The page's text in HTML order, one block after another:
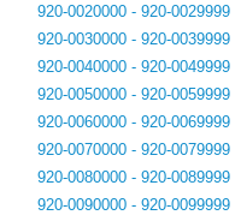
920-0020000 - 920-0029999
920-0030000 - 920-0039999
920-0040000 - 920-0049999
920-0050000 - 920-0059999
920-0060000 - 920-0069999
920-0070000 - 920-0079999
920-0080000 - 920-0089999
920-0090000 - 920-0099999